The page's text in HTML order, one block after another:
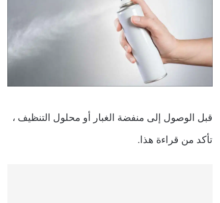
قبل الوصول إلى منفضة الغبار أو محلول التنظيف ،
تأكد من قراءة هذا.